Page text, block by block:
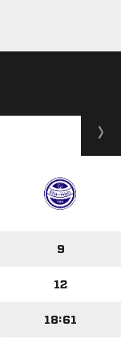
9
12
18:61